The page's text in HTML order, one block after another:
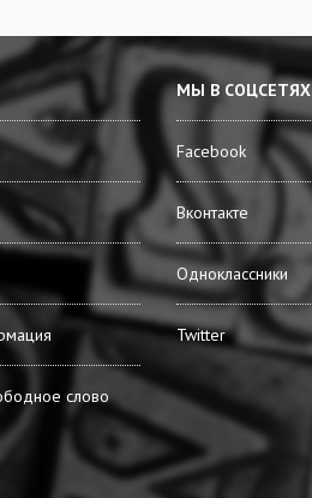
слово
МЫ В СОЦСЕТЯХ
Facebook
Вконтакте
Одноклассники
Twitter